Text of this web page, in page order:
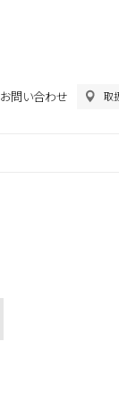
お問い合わせ 取